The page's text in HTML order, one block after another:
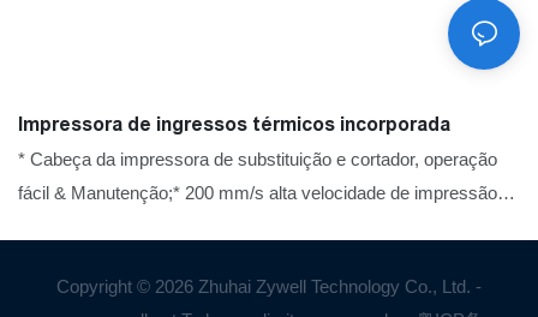
Impressora de ingressos térmicos incorporada
* Cabeça da impressora de substituição e cortador, operação
fácil & Manutenção;* 200 mm/s alta velocidade de impressão
térmicos com cortador automático e apresentador para vários
Copyright © 2026 Zhuhai Zywell Technology Co., Ltd. -